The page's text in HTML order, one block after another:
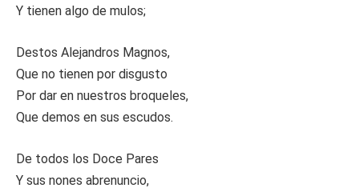
Y tienen algo de mulos;
Destos Alejandros Magnos,
Que no tienen por disgusto
Por dar en nuestros broqueles,
Que demos en sus escudos.
De todos los Doce Pares
Y sus nones abrenuncio,